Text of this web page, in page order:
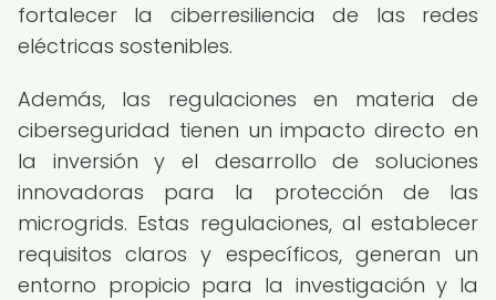
fortalecer la ciberresiliencia de las redes
eléctricas sostenibles.
Además, las regulaciones en materia de
ciberseguridad tienen un impacto directo en
la inversión y el desarrollo de soluciones
innovadoras para la protección de las
microgrids. Estas regulaciones, al establecer
requisitos claros y específicos, generan un
entorno propicio para la investigación y la